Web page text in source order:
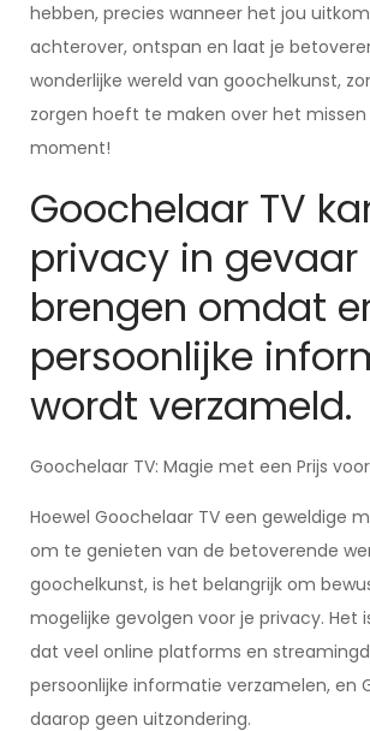
hebben, precies wanneer het jou
achterover, ontspan en laat je
wonderlijke wereld van goochelkunst,
zorgen hoeft te maken over het missen
moment!
Goochelaar TV
privacy in gevaar
brengen omdat
persoonlijke
wordt verzameld.
Goochelaar TV: Magie met een Prijs
Hoewel Goochelaar TV een geweldige
om te genieten van de betoverende
goochelkunst, is het belangrijk om
mogelijke gevolgen voor je privacy. Het
dat veel online platforms en
persoonlijke informatie verzamelen, en
daarop geen uitzondering.